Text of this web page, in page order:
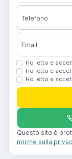
Telefono
Email
Ho letto e
Ho letto e
Ho letto e
Questo sito è
norme sulla